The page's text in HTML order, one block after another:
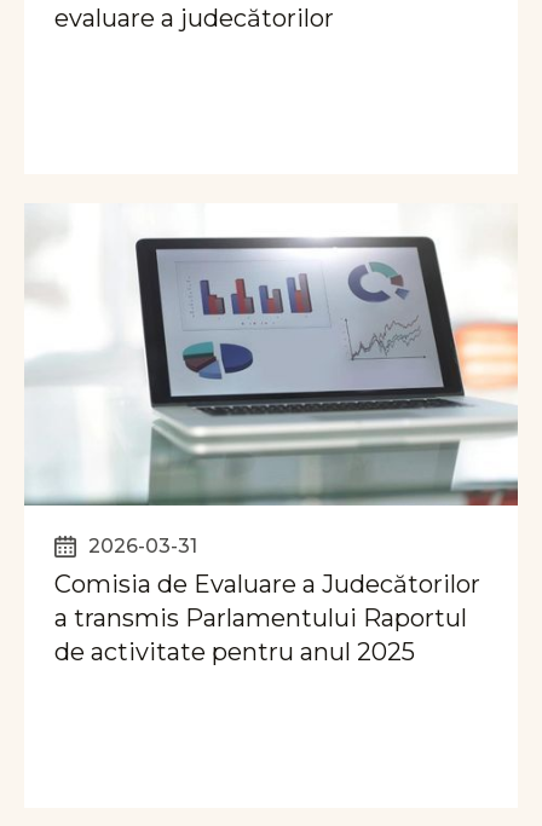
evaluare a judecătorilor
2026-03-31
Comisia de Evaluare a Judecătorilor
a transmis Parlamentului Raportul
de activitate pentru anul 2025